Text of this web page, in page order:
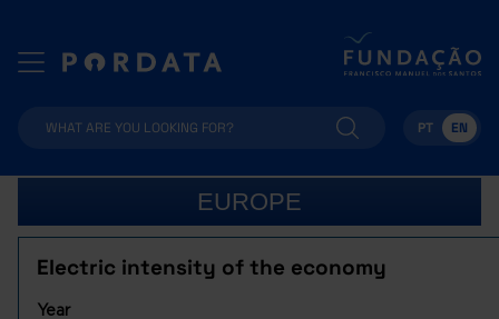
PT EN
EUROPE
Electric intensity of the economy
Year